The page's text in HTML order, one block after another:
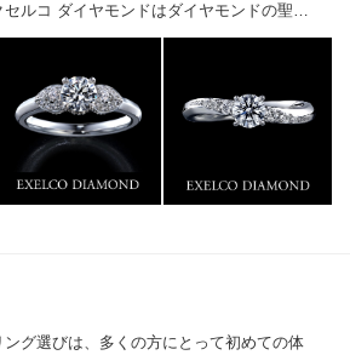
セルコ ダイヤモンドはダイヤモンドの聖地
200年以上の歴史がある真のカッターズ
グのデザインや品質にもこだわっていま
に本物の輝きを一生身に着けていただきた
ージン・ダイヤモンド」「ハードプラチ
容」にこだわっています。
ング選びは、多くの方にとって初めての体